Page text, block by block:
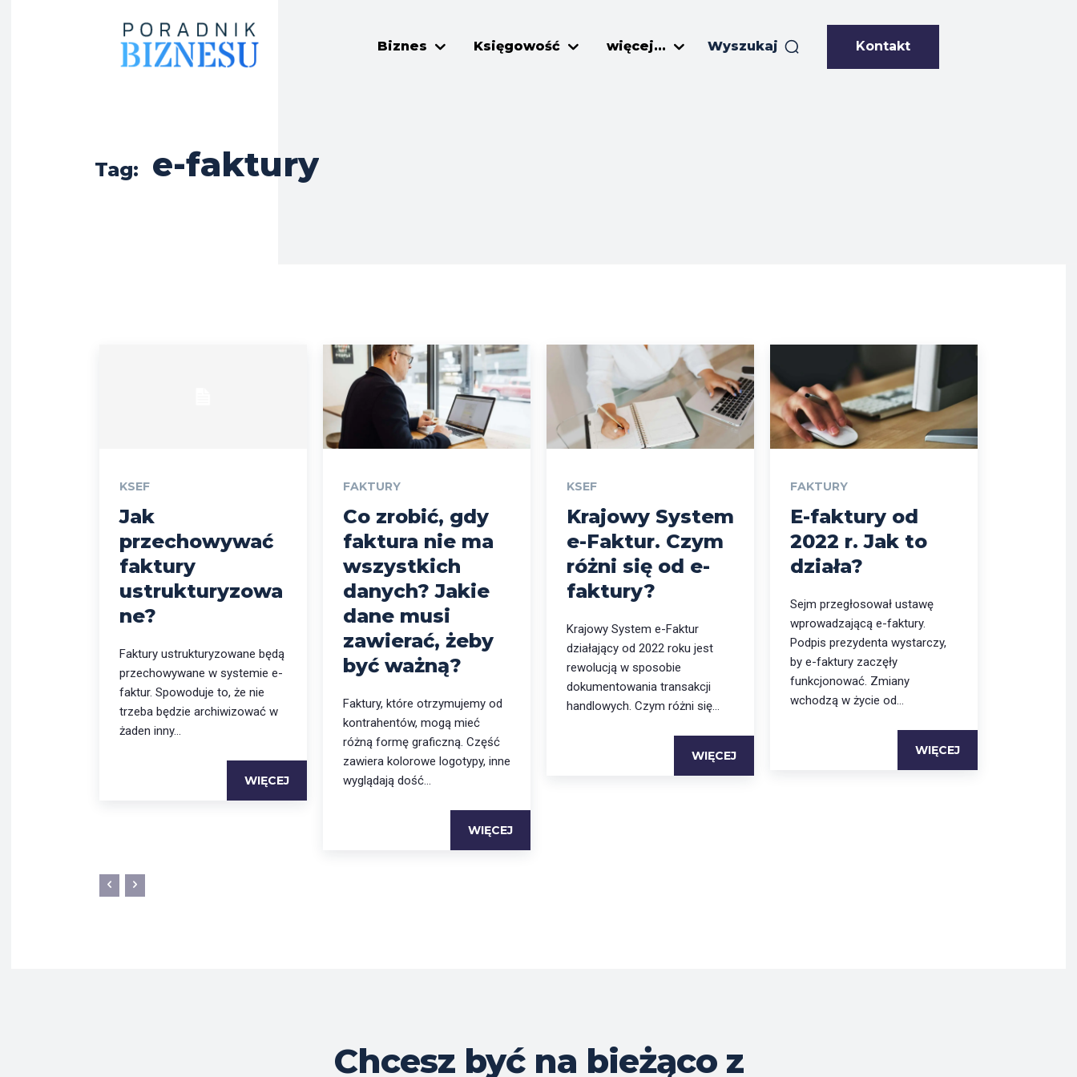
Biznes Księgowość więcej... Wyszukaj Kontakt
Tag: e-faktury
KSEF
Jak
przechowywać
faktury
ustrukturyzowa
ne?
Faktury ustrukturyzowane będą
przechowywane w systemie e-
faktur. Spowoduje to, że nie
trzeba będzie archiwizować w
żaden inny...
WIĘCEJ
FAKTURY
Co zrobić, gdy
faktura nie ma
wszystkich
danych? Jakie
dane musi
zawierać, żeby
być ważną?
Faktury, które otrzymujemy od
kontrahentów, mogą mieć
różną formę graficzną. Część
zawiera kolorowe logotypy, inne
wyglądają dość...
WIĘCEJ
KSEF
Krajowy System
e-Faktur. Czym
różni się od e-
faktury?
Krajowy System e-Faktur
działający od 2022 roku jest
rewolucją w sposobie
dokumentowania transakcji
handlowych. Czym różni się...
WIĘCEJ
FAKTURY
E-faktury od
2022 r. Jak to
działa?
Sejm przegłosował ustawę
wprowadzającą e-faktury.
Podpis prezydenta wystarczy,
by e-faktury zaczęły
funkcjonować. Zmiany
wchodzą w życie od...
WIĘCEJ
Chcesz być na bieżąco z